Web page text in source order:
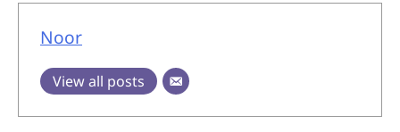
Noor
View all posts